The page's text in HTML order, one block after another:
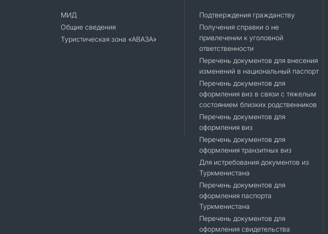
МИД
Общие сведения
Туристическая зона «АВАЗА»
Подтверждения гражданству
Получения справки о не
привлечении к уголовной
ответственности
Перечень документов для внесения
изменений в национальный паспорт
Перечень документов для
оформления виз в связи с тяжелым
состоянием близких родственников
Перечень документов для
оформления виз
Перечень документов для
оформления транзитных виз
Для истребования документов из
Туркменистана
Перечень документов для
оформления паспорта
Туркменистана
Перечень документов для
оформления свидетельства